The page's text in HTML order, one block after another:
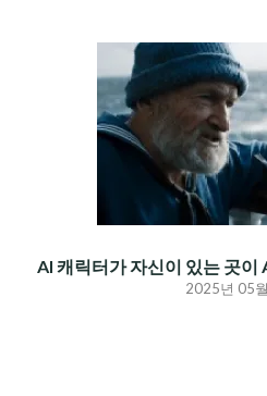
AI 캐릭터가 자신이 있는 곳이
2025년 05